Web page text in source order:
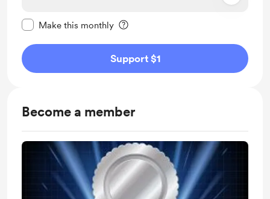
Make this monthly
Support $1
Become a member